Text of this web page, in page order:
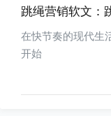
跳绳营销软文：
在快节奏的现代生
开始